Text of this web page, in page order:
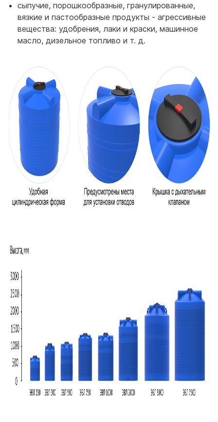
сыпучие, порошкообразные, гранулированные,
вязкие и пастообразные продукты - агрессивные
вещества: удобрения, лаки и краски, машинное
масло, дизельное топливо и т. д.